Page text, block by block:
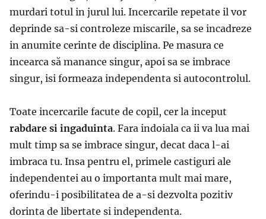
murdari totul in jurul lui. Incercarile repetate il vor
deprinde sa-si controleze miscarile, sa se incadreze
in anumite cerinte de disciplina. Pe masura ce
incearca să manance singur, apoi sa se imbrace
singur, isi formeaza independenta si autocontrolul.
Toate incercarile facute de copil, cer la inceput
rabdare si ingaduinta. Fara indoiala ca ii va lua mai
mult timp sa se imbrace singur, decat daca l-ai
imbraca tu. Insa pentru el, primele castiguri ale
independentei au o importanta mult mai mare,
oferindu-i posibilitatea de a-si dezvolta pozitiv
dorinta de libertate si independenta.